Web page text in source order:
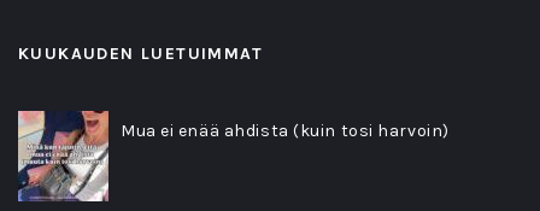
KUUKAUDEN LUETUIMMAT
Mua ei enää ahdista (kuin tosi harvoin)